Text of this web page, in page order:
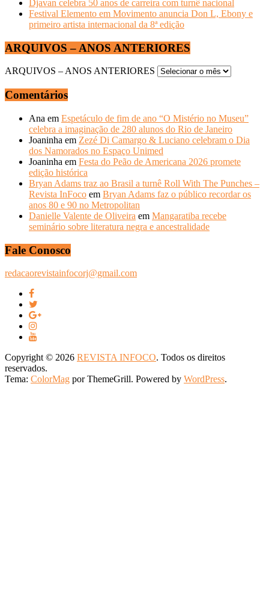
Djavan celebra 50 anos de carreira com turnê nacional
Festival Elemento em Movimento anuncia Don L, Ebony e
primeiro artista internacional da 8ª edição
ARQUIVOS – ANOS ANTERIORES
ARQUIVOS – ANOS ANTERIORES
Comentários
Ana em Espetáculo de fim de ano “O Mistério no Museu”
celebra a imaginação de 280 alunos do Rio de Janeiro
Joaninha em Zezé Di Camargo & Luciano celebram o Dia
dos Namorados no Espaço Unimed
Joaninha em Festa do Peão de Americana 2026 promete
edição histórica
Bryan Adams traz ao Brasil a turnê Roll With The Punches –
Revista InFoco em Bryan Adams faz o público recordar os
anos 80 e 90 no Metropolitan
Danielle Valente de Oliveira em Mangaratiba recebe
seminário sobre literatura negra e ancestralidade
Fale Conosco
redacaorevistainfocorj@gmail.com
Copyright © 2026 REVISTA INFOCO. Todos os direitos
reservados.
Tema: ColorMag por ThemeGrill. Powered by WordPress.